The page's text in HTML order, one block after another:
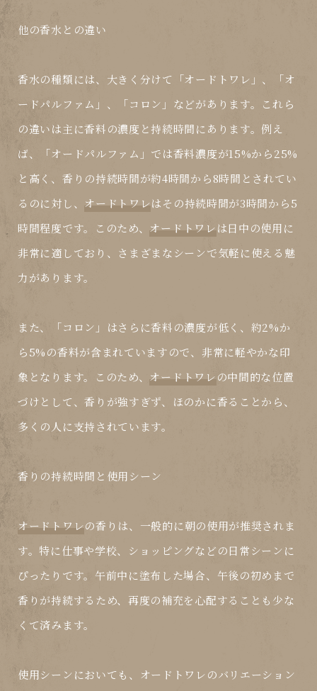
他の香水との違い
香水の種類には、大きく分けて「オードトワレ」、「オ
ードパルファム」、「コロン」などがあります。これら
の違いは主に香料の濃度と持続時間にあります。例え
ば、「オードパルファム」では香料濃度が15%から25%
と高く、香りの持続時間が約4時間から8時間とされてい
るのに対し、 オードトワレはその持続時間が3時間から5
時間程度です。このため、 オードトワレは日中の使用に
非常に適しており、さまざまなシーンで気軽に使える魅
力があります。
また、「コロン」はさらに香料の濃度が低く、約2%か
ら5%の香料が含まれていますので、非常に軽やかな印
象となります。このため、 オードトワレの中間的な位置
づけとして、香りが強すぎず、ほのかに香ることから、
多くの人に支持されています。
香りの持続時間と使用シーン
オードトワレの香りは、一般的に朝の使用が推奨されま
す。特に仕事や学校、ショッピングなどの日常シーンに
ぴったりです。午前中に塗布した場合、午後の初めまで
香りが持続するため、再度の補充を心配することも少な
くて済みます。
使用シーンにおいても、オードトワレのバリエーション